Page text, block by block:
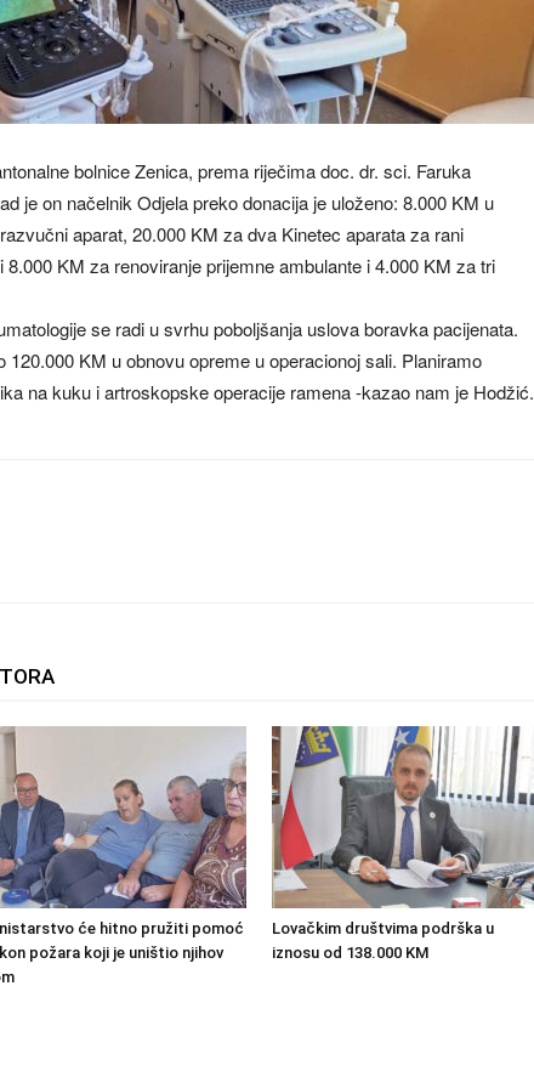
bolnice Zenica, prema riječima doc. dr. sci. Faruka
je on načelnik Odjela preko donacija je uloženo: 8.000 KM u
aparat, 20.000 KM za dva Kinetec aparata za rani
KM za renoviranje prijemne ambulante i 4.000 KM za tri
se radi u svrhu poboljšanja uslova boravka pacijenata.
120.000 KM u obnovu opreme u operacionoj sali. Planiramo
na kuku i artroskopske operacije ramena -kazao nam je Hodžić.
će hitno pružiti pomoć
požara koji je uništio njihov
Lovačkim društvima podrška u
iznosu od 138.000 KM